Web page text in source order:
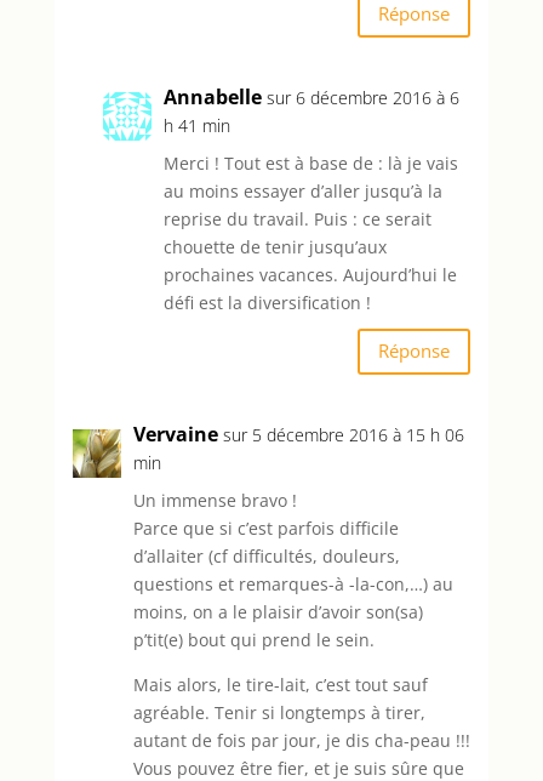
Réponse
Annabelle sur 6 décembre 2016 à 6
h 41 min
Merci ! Tout est à base de : là je vais
au moins essayer d’aller jusqu’à la
reprise du travail. Puis : ce serait
chouette de tenir jusqu’aux
prochaines vacances. Aujourd’hui le
défi est la diversification !
Réponse
Vervaine sur 5 décembre 2016 à 15 h 06
min
Un immense bravo !
Parce que si c’est parfois difficile
d’allaiter (cf difficultés, douleurs,
questions et remarques-à -la-con,…) au
moins, on a le plaisir d’avoir son(sa)
p’tit(e) bout qui prend le sein.
Mais alors, le tire-lait, c’est tout sauf
agréable. Tenir si longtemps à tirer,
autant de fois par jour, je dis cha-peau !!!
Vous pouvez être fier, et je suis sûre que